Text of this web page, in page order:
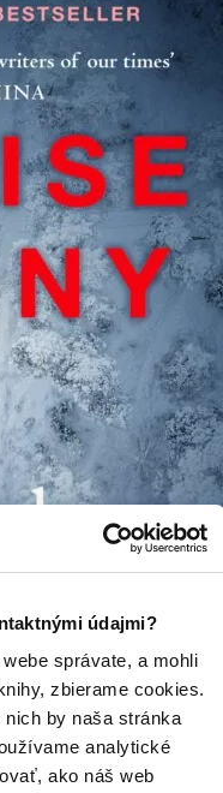
údajmi?
správate, a mohli
zbierame cookies.
nich by naša stránka
analytické
ako náš web